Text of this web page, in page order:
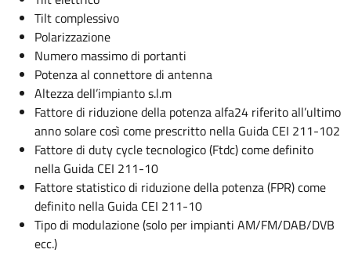
Tilt complessivo
Polarizzazione
Numero massimo di portanti
Potenza al connettore di antenna
Altezza dell’impianto s.l.m
Fattore di riduzione della potenza alfa24 riferito all’ultimo
anno solare così come prescritto nella Guida CEI 211-102
Fattore di duty cycle tecnologico (Ftdc) come definito
nella Guida CEI 211-10
Fattore statistico di riduzione della potenza (FPR) come
definito nella Guida CEI 211-10
Tipo di modulazione (solo per impianti AM/FM/DAB/DVB
ecc.)